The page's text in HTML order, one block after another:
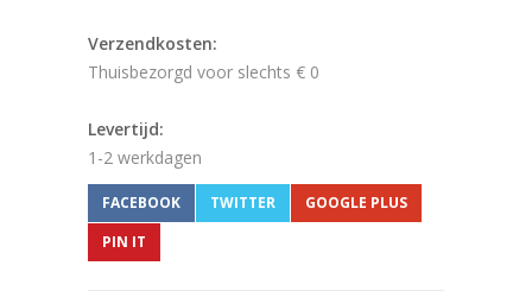
Verzendkosten:
Thuisbezorgd voor slechts € 0
Levertijd:
1-2 werkdagen
FACEBOOK TWITTER
GOOGLE PLUS
PIN IT